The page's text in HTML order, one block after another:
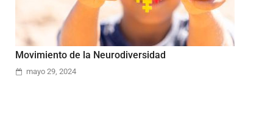
Movimiento de la Neurodiversidad
mayo 29, 2024